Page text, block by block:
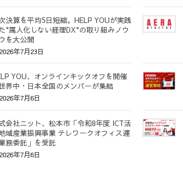
決算を平均5日短縮。HELP YOUが実践
"属人化しない経理DX"の取り組みノウ
を大公開
2026年7月23日
YOU、オンラインキックオフを開催
界中・日本全国のメンバーが集結
2026年7月6日
会社ニット、松本市「令和8年度 ICT活
域産業振興事業 テレワークオフィス運
務委託」を受託
2026年7月6日